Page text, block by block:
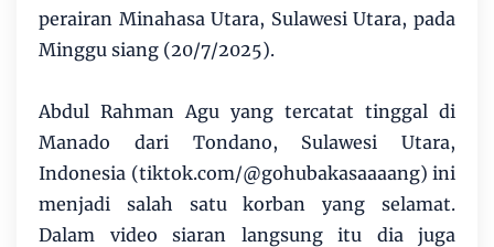
perairan Minahasa Utara, Sulawesi Utara, pada
Minggu siang (20/7/2025).
Abdul Rahman Agu yang tercatat tinggal di
Manado dari Tondano, Sulawesi Utara,
Indonesia (tiktok.com/@gohubakasaaaang) ini
menjadi salah satu korban yang selamat.
Dalam video siaran langsung itu dia juga